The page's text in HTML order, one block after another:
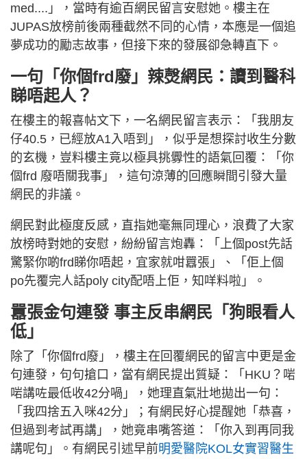
med....」，當時有逾百網民留言安慰她。樓主在
JUPAS放榜前後兩種截然不同的心情，本應是一個追
夢成功的勵志故事，但接下來的發展卻急轉直下。
一句「你個frd廢」辣㷫網民：讀到醫科
睇唔起人？
在樓主的報喜帖文下，一名網民留言表示：「我朋友
仔40.5，已經放A1入唔到」，似乎是想探討收生分數
的玄機，豈料樓主竟以極具挑釁性的語氣回覆：「你
個frd 廢唔關我事」，這句涼薄的回應瞬間引發大量
網民的非議。
網民對此極度反感，直指她毫無同理心，浪費了大家
放榜時對她的安慰，紛紛留言炮轟：「上個post先話
驚緊你啲frd睇你唔起，宜家就咁囂張」、「佢上個
po先覆完人話poly city配唔上佢，知咩料啦」。
囂張金句連發 事主反串網民「狗眼看人
低」
除了「你個frd廢」，樓主在回覆網民的留言中更是金
句連發，句句搶口，當有網民提出質疑：「HKU？啱
啱講咗最低收42分喎」，她理直氣壯地拋出一句：
「我四捨五入咪42分」；有網民好心提醒她「恭喜，
但過到考試再講」，她竟串嘴答道：「你入到再同我
講呢句」。有網民引述早前明愛醫院KOL女實習醫生